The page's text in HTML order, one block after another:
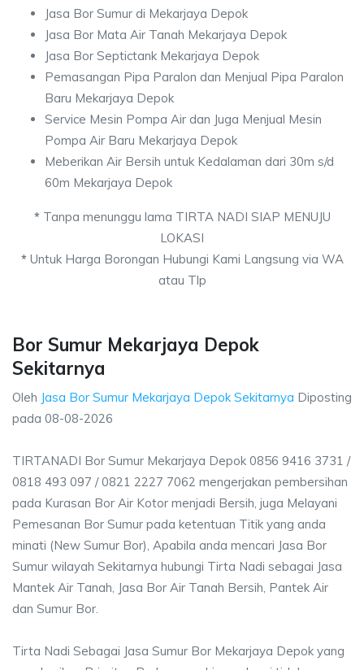
Jasa Bor Sumur di Mekarjaya Depok
Jasa Bor Mata Air Tanah Mekarjaya Depok
Jasa Bor Septictank Mekarjaya Depok
Pemasangan Pipa Paralon dan Menjual Pipa Paralon
Baru Mekarjaya Depok
Service Mesin Pompa Air dan Juga Menjual Mesin
Pompa Air Baru Mekarjaya Depok
Meberikan Air Bersih untuk Kedalaman dari 30m s/d
60m Mekarjaya Depok
*Tanpa menunggu lama TIRTA NADI SIAP MENUJU
LOKASI
*Untuk Harga Borongan Hubungi Kami Langsung via WA
atau Tlp
Bor Sumur Mekarjaya Depok
Sekitarnya
Oleh Jasa Bor Sumur Mekarjaya Depok Sekitarnya Diposting
pada 08-08-2026
TIRTANADI Bor Sumur Mekarjaya Depok 0856 9416 3731 /
0818 493 097 / 0821 2227 7062 mengerjakan pembersihan
pada Kurasan Bor Air Kotor menjadi Bersih, juga Melayani
Pemesanan Bor Sumur pada ketentuan Titik yang anda
minati (New Sumur Bor), Apabila anda mencari Jasa Bor
Sumur wilayah Sekitarnya hubungi Tirta Nadi sebagai Jasa
Mantek Air Tanah, Jasa Bor Air Tanah Bersih, Pantek Air
dan Sumur Bor.
Tirta Nadi Sebagai Jasa Sumur Bor Mekarjaya Depok yang